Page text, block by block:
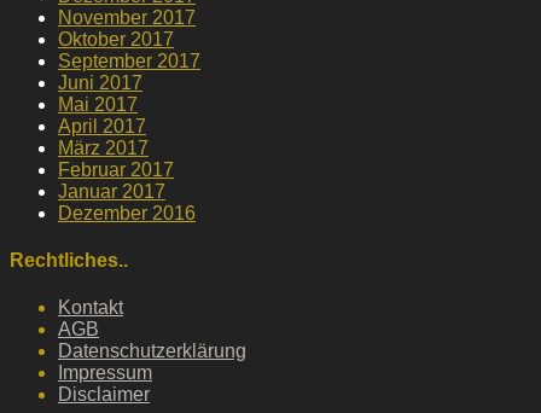
November 2017
Oktober 2017
September 2017
Juni 2017
Mai 2017
April 2017
März 2017
Februar 2017
Januar 2017
Dezember 2016
Rechtliches..
Kontakt
AGB
Datenschutzerklärung
Impressum
Disclaimer